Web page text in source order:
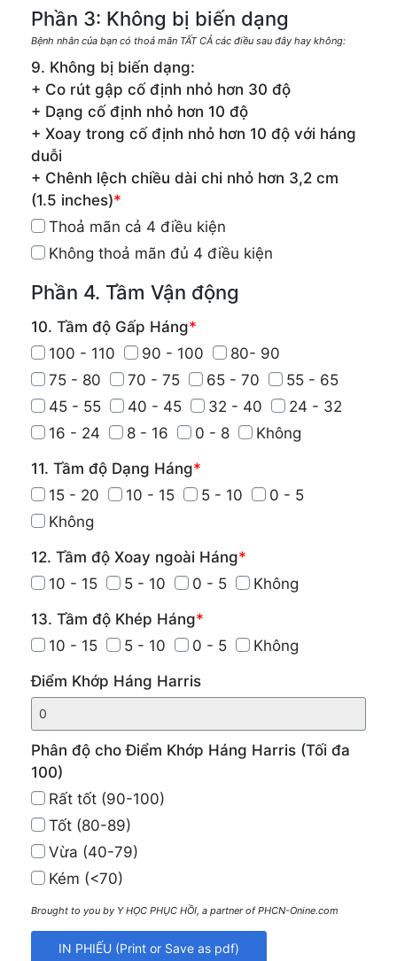
Phần 3: Không bị biến dạng
Bệnh nhân của bạn có thoả mãn TẤT CẢ các điều sau đây hay không:
9. Không bị biến dạng:
+ Co rút gập cố định nhỏ hơn 30 độ
+ Dạng cố định nhỏ hơn 10 độ
+ Xoay trong cố định nhỏ hơn 10 độ với háng
duỗi
+ Chênh lệch chiều dài chi nhỏ hơn 3,2 cm
(1.5 inches)*
Thoả mãn cả 4 điều kiện
Không thoả mãn đủ 4 điều kiện
Phần 4. Tầm Vận động
10. Tầm độ Gấp Háng*
100 - 110
90 - 100
80- 90
75 - 80
70 - 75 65 - 70
55 - 65
45 - 55
40 - 45 32 - 40
24 - 32
16 - 24
8 - 16 0 - 8
Không
11. Tầm độ Dạng Háng*
15 - 20
10 - 15 5 - 10
0 - 5
Không
12. Tầm độ Xoay ngoài Háng*
10 - 15
5 - 10 0 - 5
Không
13. Tầm độ Khép Háng*
10 - 15
5 - 10 0 - 5
Không
Điểm Khớp Háng Harris
Phân độ cho Điểm Khớp Háng Harris (Tối đa
100)
Rất tốt (90-100)
Tốt (80-89)
Vừa (40-79)
Kém (<70)
Brought to you by Y HỌC PHỤC HỒI, a partner of PHCN-Onine.com